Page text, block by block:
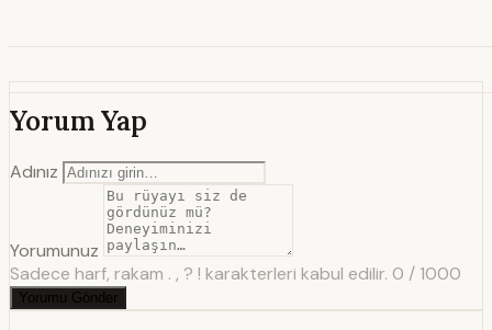
Yorum Yap
Adınız
Yorumunuz
Sadece harf, rakam . , ? ! karakterleri kabul edilir. 0 / 1000
Yorumu Gönder